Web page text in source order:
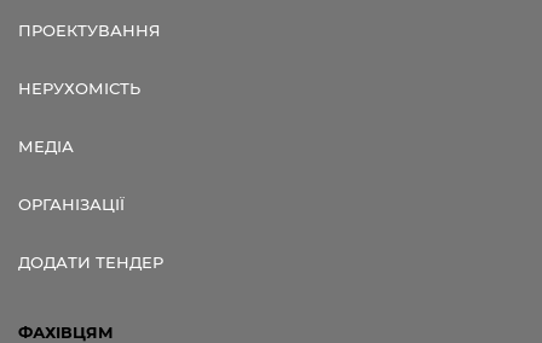
ПРОЕКТУВАННЯ
НЕРУХОМІСТЬ
МЕДІА
ОРГАНІЗАЦІЇ
ДОДАТИ ТЕНДЕР
ФАХІВЦЯМ